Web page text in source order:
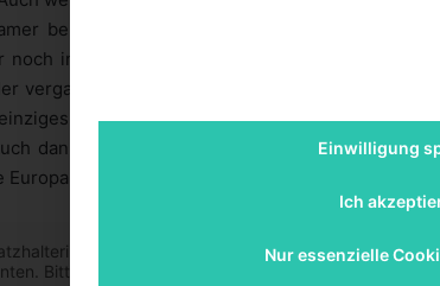
bei Borussia Mönchengladbach (leihweise
immer an seinem Ex-Club hängt und sogar
vergangenen Saison verpasste der 1,89m große
Spiel im deutschen Oberhaus und
dank seiner Leistung stand die Borussia am
League.
von
. Um auf den eigentlichen
Bitte beachten Sie, dass dabei Daten an
Einwilligung
Ich
Nur essenzielle